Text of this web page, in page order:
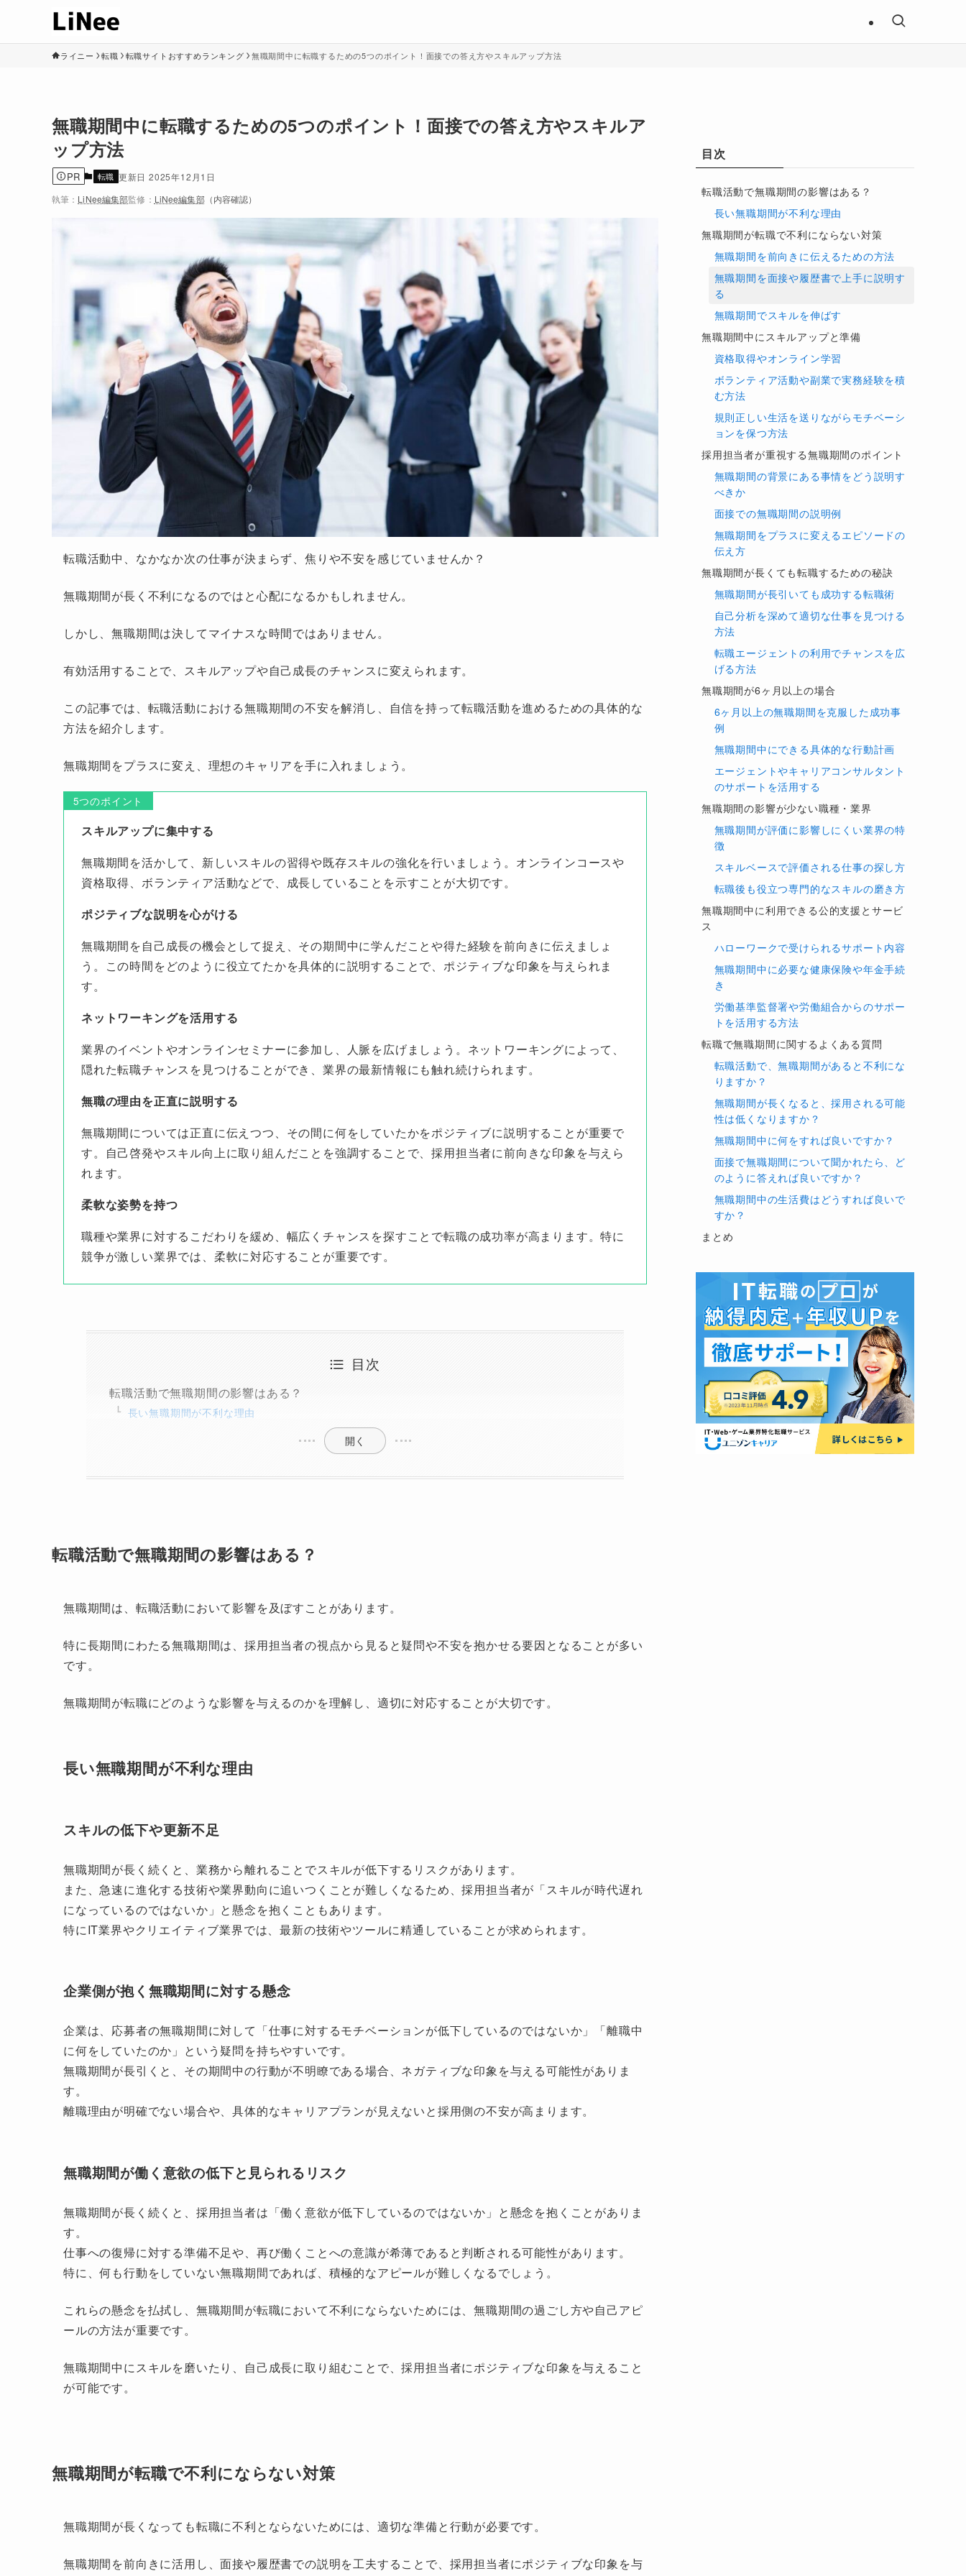
ライニー 転職 転職サイトおすすめランキング 無職期間中に転職するための5つのポイント！面接での答え方やスキルアップ方法
無職期間中に転職するための5つのポイント！面接での答え方やスキルア
ップ方法
PR 転職
2025年12月1日
執筆： LiNee編集部監修： LiNee編集部（内容確認）
転職活動中、なかなか次の仕事が決まらず、焦りや不安を感じていませんか？
無職期間が長く不利になるのではと心配になるかもしれません。
しかし、無職期間は決してマイナスな時間ではありません。
有効活用することで、スキルアップや自己成長のチャンスに変えられます。
この記事では、転職活動における無職期間の不安を解消し、自信を持って転職活動を進めるための具体的な
方法を紹介します。
無職期間をプラスに変え、理想のキャリアを手に入れましょう。
5つのポイント
スキルアップに集中する
無職期間を活かして、新しいスキルの習得や既存スキルの強化を行いましょう。オンラインコースや
資格取得、ボランティア活動などで、成長していることを示すことが大切です。
ポジティブな説明を心がける
無職期間を自己成長の機会として捉え、その期間中に学んだことや得た経験を前向きに伝えましょ
う。この時間をどのように役立てたかを具体的に説明することで、ポジティブな印象を与えられま
す。
ネットワーキングを活用する
業界のイベントやオンラインセミナーに参加し、人脈を広げましょう。ネットワーキングによって、
隠れた転職チャンスを見つけることができ、業界の最新情報にも触れ続けられます。
無職の理由を正直に説明する
無職期間については正直に伝えつつ、その間に何をしていたかをポジティブに説明することが重要で
す。自己啓発やスキル向上に取り組んだことを強調することで、採用担当者に前向きな印象を与えら
れます。
柔軟な姿勢を持つ
職種や業界に対するこだわりを緩め、幅広くチャンスを探すことで転職の成功率が高まります。特に
競争が激しい業界では、柔軟に対応することが重要です。
目次
転職活動で無職期間の影響はある？
長い無職期間が不利な理由
開く
転職活動で無職期間の影響はある？
無職期間は、転職活動において影響を及ぼすことがあります。
特に長期間にわたる無職期間は、採用担当者の視点から見ると疑問や不安を抱かせる要因となることが多い
です。
無職期間が転職にどのような影響を与えるのかを理解し、適切に対応することが大切です。
長い無職期間が不利な理由
スキルの低下や更新不足
無職期間が長く続くと、業務から離れることでスキルが低下するリスクがあります。
また、急速に進化する技術や業界動向に追いつくことが難しくなるため、採用担当者が「スキルが時代遅れ
になっているのではないか」と懸念を抱くこともあります。
特にIT業界やクリエイティブ業界では、最新の技術やツールに精通していることが求められます。
企業側が抱く無職期間に対する懸念
企業は、応募者の無職期間に対して「仕事に対するモチベーションが低下しているのではないか」「離職中
に何をしていたのか」という疑問を持ちやすいです。
無職期間が長引くと、その期間中の行動が不明瞭である場合、ネガティブな印象を与える可能性がありま
す。
離職理由が明確でない場合や、具体的なキャリアプランが見えないと採用側の不安が高まります。
無職期間が働く意欲の低下と見られるリスク
無職期間が長く続くと、採用担当者は「働く意欲が低下しているのではないか」と懸念を抱くことがありま
す。
仕事への復帰に対する準備不足や、再び働くことへの意識が希薄であると判断される可能性があります。
特に、何も行動をしていない無職期間であれば、積極的なアピールが難しくなるでしょう。
これらの懸念を払拭し、無職期間が転職において不利にならないためには、無職期間の過ごし方や自己アピ
ールの方法が重要です。
無職期間中にスキルを磨いたり、自己成長に取り組むことで、採用担当者にポジティブな印象を与えること
が可能です。
無職期間が転職で不利にならない対策
無職期間が長くなっても転職に不利とならないためには、適切な準備と行動が必要です。
無職期間を前向きに活用し、面接や履歴書での説明を工夫することで、採用担当者にポジティブな印象を与
目次
転職活動で無職期間の影響はある？
長い無職期間が不利な理由
無職期間が転職で不利にならない対策
無職期間を前向きに伝えるための方法
無職期間を面接や履歴書で上手に説明す
る
無職期間でスキルを伸ばす
無職期間中にスキルアップと準備
資格取得やオンライン学習
ボランティア活動や副業で実務経験を積
む方法
規則正しい生活を送りながらモチベーシ
ョンを保つ方法
採用担当者が重視する無職期間のポイント
無職期間の背景にある事情をどう説明す
べきか
面接での無職期間の説明例
無職期間をプラスに変えるエピソードの
伝え方
無職期間が長くても転職するための秘訣
無職期間が長引いても成功する転職術
自己分析を深めて適切な仕事を見つける
方法
転職エージェントの利用でチャンスを広
げる方法
無職期間が6ヶ月以上の場合
6ヶ月以上の無職期間を克服した成功事
例
無職期間中にできる具体的な行動計画
エージェントやキャリアコンサルタント
のサポートを活用する
無職期間の影響が少ない職種・業界
無職期間が評価に影響しにくい業界の特
徴
スキルベースで評価される仕事の探し方
転職後も役立つ専門的なスキルの磨き方
無職期間中に利用できる公的支援とサービ
ス
ハローワークで受けられるサポート内容
無職期間中に必要な健康保険や年金手続
き
労働基準監督署や労働組合からのサポー
トを活用する方法
転職で無職期間に関するよくある質問
転職活動で、無職期間があると不利にな
りますか？
無職期間が長くなると、採用される可能
性は低くなりますか？
無職期間中に何をすれば良いですか？
面接で無職期間について聞かれたら、ど
のように答えれば良いですか？
無職期間中の生活費はどうすれば良いで
すか？
まとめ